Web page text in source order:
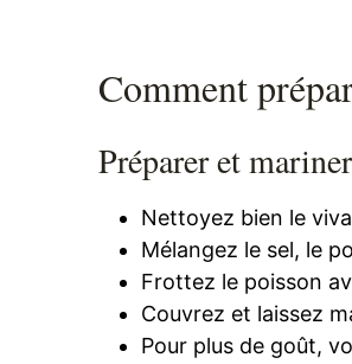
Comment
Préparer et
Nettoyez bien le
Mélangez le sel, le
Frottez le poisson
Couvrez et laissez
Pour plus de goût,